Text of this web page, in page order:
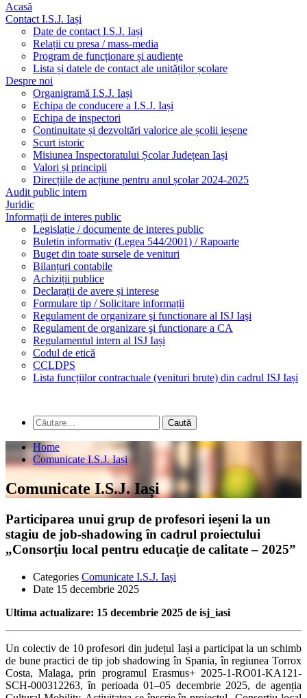
Acasă
Contact I.S.J. Iași
Date de contact I.S.J. Iași
Relații cu presa / mass-media
Program de funcționare și audiențe
Lista și datele de contact ale unităților școlare
Despre noi
Organigramă I.S.J. Iași
Echipa de conducere a I.S.J. Iași
Echipa de inspectori
Continuitate și dezvoltări valorice ale școlii ieșene
Scurt istoric
Misiunea Inspectoratului Școlar Județean Iași
Valori și principii
Direcțiile de acțiune pentru anul școlar 2024-2025
Audit public intern
Juridic
Informații de interes public
Legislație / documente de interes public
Buletin informativ (Legea 544/2001) / Rapoarte
Buget din toate sursele de venituri
Bilanțuri contabile
Achiziții publice
Declarații de avere și interese
Formulare tip / Solicitare informații
Regulament de organizare şi functionare al ISJ Iaşi
Regulament de organizare şi functionare a CA
Regulamentul intern al ISJ Iași
Codul de etică
CCLDPS
Lista funcțiilor contractuale (venituri brute) din cadrul ISJ Iași
Home
Comunicate I.S.J. Iași
Comunicate I.S.J. Iași
Participarea unui grup de profesori ieșeni la un
stagiu de job-shadowing în cadrul proiectului
„Consorțiu local pentru educație de calitate – 2025”
Categories Comunicate I.S.J. Iași
Date 15 decembrie 2025
Ultima actualizare: 15 decembrie 2025 de isj_iasi
Un colectiv de 10 profesori din județul Iași a participat la un schimb
de bune practici de tip job shadowing în Spania, în regiunea Torrox
Costa, Malaga, prin programul Erasmus+ 2025-1-RO01-KA121-
SCH-000312263, în perioada 01–05 decembrie 2025, de agenția